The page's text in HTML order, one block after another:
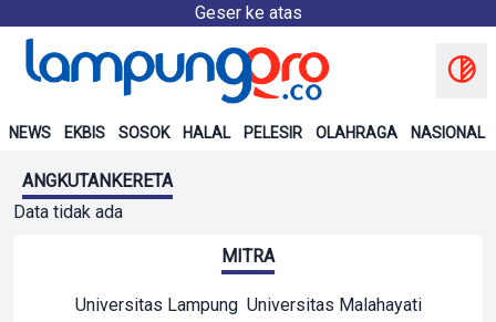
Geser ke atas
NEWS EKBIS SOSOK HALAL PELESIR OLAHRAGA NASIONAL
ANGKUTANKERETA
Data tidak ada
MITRA
Universitas Lampung Universitas Malahayati